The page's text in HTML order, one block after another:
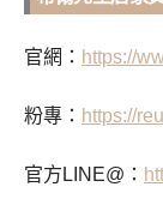
官網： https://
粉專： https://
官方LINE@：